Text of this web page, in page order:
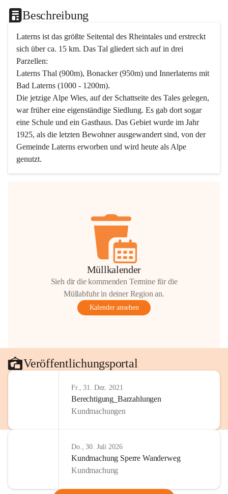
Beschreibung
Laterns ist das größte Seitental des Rheintales und erstreckt
sich über ca. 15 km. Das Tal gliedert sich auf in drei
Parzellen:
Laterns Thal (900m), Bonacker (950m) und Innerlaterns mit
Bad Laterns (1000 - 1200m).
Die jetzige Alpe Wies, auf der Schattseite des Tales gelegen,
war früher eine eigenständige Siedlung. Es gab dort sogar
eine Schule und ein Gasthaus. Das Gebiet wurde im Jahr
1925, als die letzten Bewohner ausgewandert sind, von der
Gemeinde Laterns erworben und wird heute als Alpe
genutzt.
Müllkalender
Sieh dir die kommenden Termine für die
Müllabfuhr in deiner Region an.
Kalender ansehen
Veröffentlichungsportal
Fr., 31. Dez. 2021
Berechtigung_Barzahlungen
Kundmachungen
Do., 30. Juli 2026
Kundmachung Sperre Wanderweg
Kundmachung